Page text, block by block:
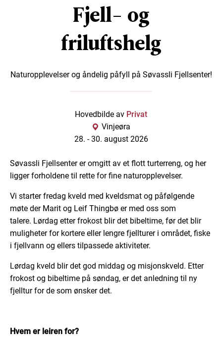
Fjell- og
friluftshelg
Naturopplevelser og åndelig påfyll på Søvassli Fjellsenter!
Hovedbilde av Privat
Vinjeøra
28. -30. august 2026
Søvassli Fjellsenter er omgitt av et flott turterreng, og her
ligger forholdene til rette for fine naturopplevelser.
Vi starter fredag kveld med kveldsmat og påfølgende
møte der Marit og Leif Thingbø er med oss som
talere. Lørdag etter frokost blir det bibeltime, før det blir
muligheter for kortere eller lengre fjellturer i området, fiske
i fjellvann og ellers tilpassede aktiviteter.
Lørdag kveld blir det god middag og misjonskveld. Etter
frokost og bibeltime på søndag, er det anledning til ny
fjelltur for de som ønsker det.
Hvem er leiren for?